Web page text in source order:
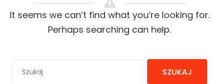
It seems we can’t find what you’re looking for.
Perhaps searching can help.
SZUKAJ